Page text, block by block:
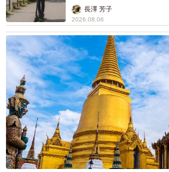
説】長澤 芳子
2026.08.06